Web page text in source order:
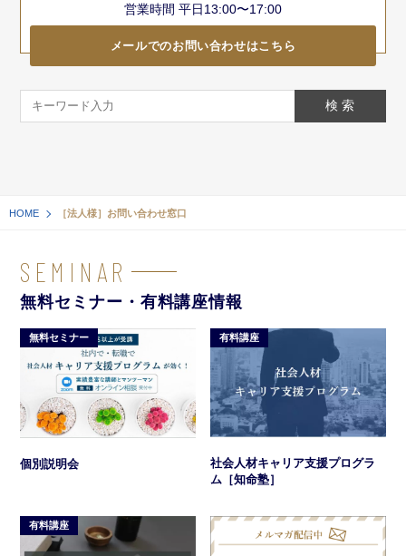
営業時間 平日13:00〜17:00
メールでのお問い合わせはこちら
HOME ［法人様］お問い合わせ窓口
SEMINAR
無料セミナー・有料講座情報
無料セミナー
個別説明会
有料講座
社会人材キャリア支援プログラ
ム［知命塾］
有料講座